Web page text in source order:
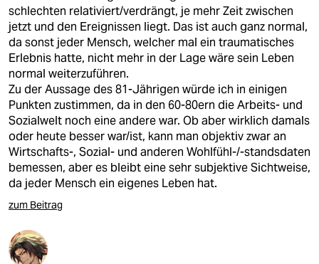
schlechten relativiert/verdrängt, je mehr Zeit zwischen
jetzt und den Ereignissen liegt. Das ist auch ganz normal,
da sonst jeder Mensch, welcher mal ein traumatisches
Erlebnis hatte, nicht mehr in der Lage wäre sein Leben
normal weiterzuführen.
Zu der Aussage des 81-Jährigen würde ich in einigen
Punkten zustimmen, da in den 60-80ern die Arbeits- und
Sozialwelt noch eine andere war. Ob aber wirklich damals
oder heute besser war/ist, kann man objektiv zwar an
Wirtschafts-, Sozial- und anderen Wohlfühl-/-standsdaten
bemessen, aber es bleibt eine sehr subjektive Sichtweise,
da jeder Mensch ein eigenes Leben hat.
zum Beitrag